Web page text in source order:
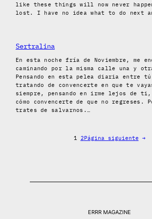
like these things will now never
lost. I have no idea what to do next
Sertralina
En esta noche fría de Noviembre, me
caminando por la misma calle una y
Pensando en esta pelea diaria entre
tratando de convencerte en que te
siempre, pensando en irme lejos de ti,
cómo convencerte de que no regreses.
trates de salvarnos.…
1 2Página siguiente →
ERRR MAGAZINE